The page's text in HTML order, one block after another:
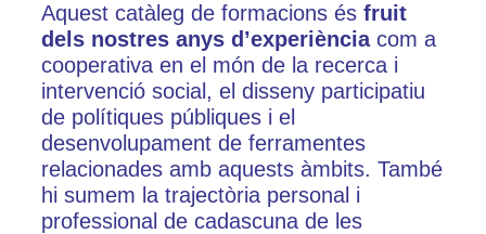
Aquest catàleg de formacions és fruit
dels nostres anys d’experiènciacom a
cooperativa en el món de la recerca i
intervenció social, el disseny participatiu
de polítiques públiques i el
desenvolupament de ferramentes
relacionades amb aquests àmbits. També
hi sumem la trajectòria personal i
professional de cadascuna de les